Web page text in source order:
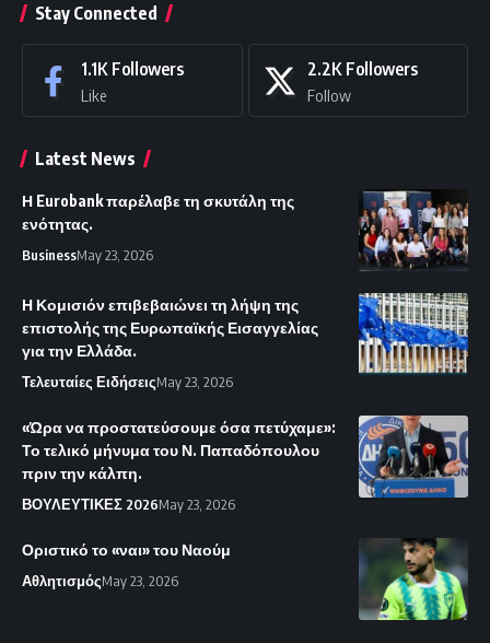
Stay Connected
1.1K Followers
Like
2.2K Followers
Follow
Latest News
Η Eurobank παρέλαβε τη σκυτάλη της
ενότητας.
BusinessMay 23, 2026
Η Κομισιόν επιβεβαιώνει τη λήψη της
επιστολής της Ευρωπαϊκής Εισαγγελίας
για την Ελλάδα.
Τελευταίες ΕιδήσειςMay 23, 2026
«Ώρα να προστατεύσουμε όσα πετύχαμε»:
Το τελικό μήνυμα του Ν. Παπαδόπουλου
πριν την κάλπη.
ΒΟΥΛΕΥΤΙΚΕΣ 2026May 23, 2026
Οριστικό το «ναι» του Ναούμ
ΑθλητισμόςMay 23, 2026